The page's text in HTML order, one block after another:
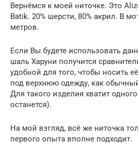
Вернёмся к моей ниточке. Это
Batik. 20% шерсти, 80% акрил. В
метров.
Если Вы будете использовать
шаль Харуни получится
удобной для того, чтобы носить
под верхнюю одежду, как
Для такого изделия хватит
останется).
На мой взгляд, всё же ниточка
первого опыта вполне подходит.